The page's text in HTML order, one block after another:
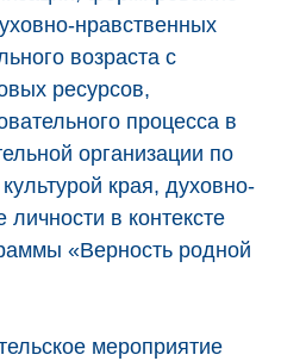
нравственных
возраста с
ресурсов,
процесса в
организации по
края, духовно-
личности в контексте
«Верность родной
мероприятие